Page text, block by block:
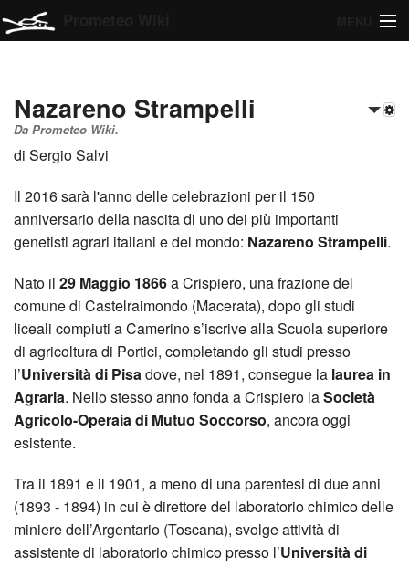
Ricerca
Entra
Nazareno Strampelli
Da Prometeo Wiki.
di Sergio Salvi
Il 2016 sarà l'anno delle celebrazioni per il 150
anniversariodella nascita di uno dei più importanti
genetisti agrari italiani e del mondo: Nazareno Strampelli.
Nato il 29 Maggio 1866a Crispiero, una frazione del
comune di Castelraimondo (Macerata), dopo gli studi
liceali compiuti a Camerino s’iscrive alla Scuola superiore
di agricoltura di Portici, completando gli studi presso
l’Università di Pisadove, nel 1891, consegue la laurea in
Agraria. Nello stesso anno fonda a Crispiero laSocietà
Agricolo-Operaia di Mutuo Soccorso, ancora oggi
esistente.
Tra il 1891 e il 1901, a meno di una parentesi di due anni
(1893 - 1894) in cui è direttore del laboratorio chimico delle
miniere dell’Argentario (Toscana), svolge attività di
assistente di laboratorio chimico presso l’Università di